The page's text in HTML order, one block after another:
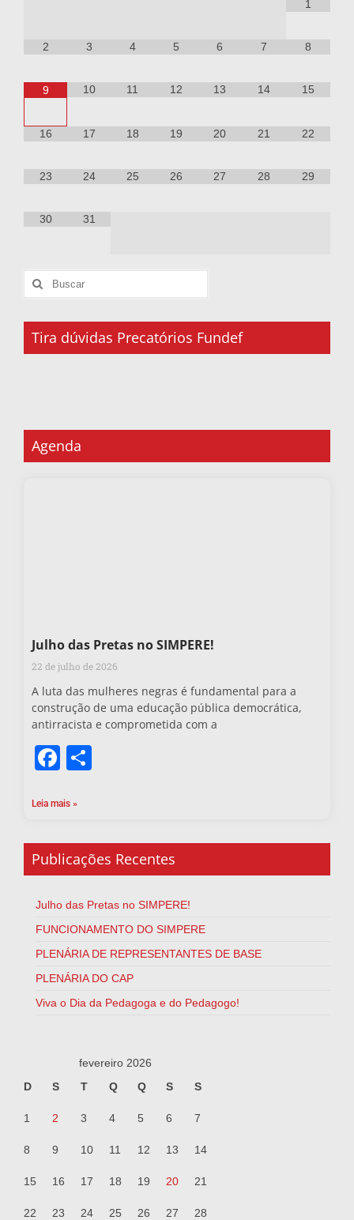
1
2 3 4 5 6 7 8
9 10 11 12 13 14 15
16 17 18 19 20 21 22
23 24 25 26 27 28 29
30 31
Tira dúvidas Precatórios Fundef
Agenda
Julho das Pretas no SIMPERE!
22 de julho de 2026
A luta das mulheres negras é fundamental para a
construção de uma educação pública democrática,
antirracista e comprometida com a
Facebook
Leia mais »
Publicações Recentes
Julho das Pretas no SIMPERE!
FUNCIONAMENTO DO SIMPERE
PLENÁRIA DE REPRESENTANTES DE BASE
PLENÁRIA DO CAP
Viva o Dia da Pedagoga e do Pedagogo!
fevereiro 2026
D
S T Q Q S S
1 2 3 4 5 6 7
8 9 10 11 12 13 14
15 16 17 18 19 20 21
22 23 24 25 26 27 28